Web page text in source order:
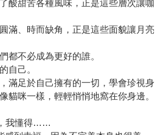
酸甜苦各種風味，正是這些層次讓咖
滿、時而缺角，正是這些面貌讓月亮
都不必成為更好的誰。
自己。
滿足於自己擁有的一切，學會珍視身
貓咪一樣，輕輕悄悄地窩在你身邊。
我懂得……